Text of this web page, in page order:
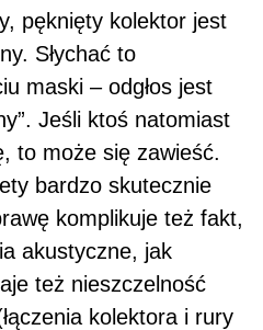
pęknięty kolektor jest
Słychać to
maski – odgłos jest
Jeśli ktoś natomiast
to może się zawieść.
bardzo skutecznie
komplikuje też fakt,
akustyczne, jak
też nieszczelność
kolektora i rury